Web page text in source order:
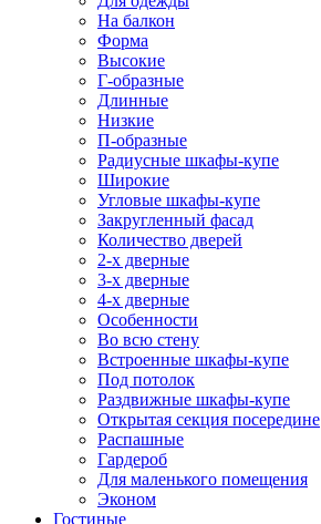
На балкон
Форма
Высокие
Г-образные
Длинные
Низкие
П-образные
Радиусные шкафы-купе
Широкие
Угловые шкафы-купе
Закругленный фасад
Количество дверей
2-х дверные
3-х дверные
4-х дверные
Особенности
Во всю стену
Встроенные шкафы-купе
Под потолок
Раздвижные шкафы-купе
Открытая секция посередине
Распашные
Гардероб
Для маленького помещения
Эконом
Гостиные